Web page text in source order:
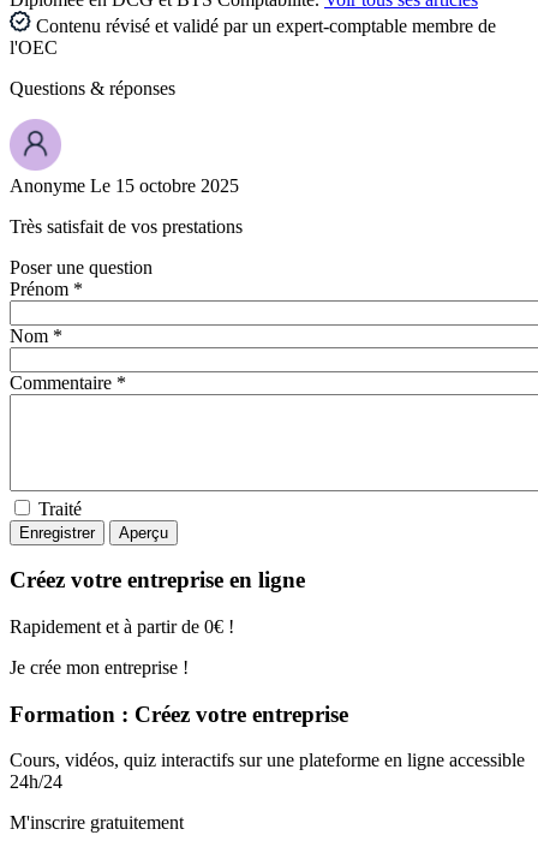
Contenu révisé et validé par un expert-comptable membre de
l'OEC
Questions & réponses
Anonyme Le 15 octobre 2025
Très satisfait de vos prestations
Poser une question
Prénom *
Nom *
Commentaire *
Traité
Créez votre entreprise en ligne
Rapidement et à partir de 0€ !
Je crée mon entreprise !
Formation : Créez votre entreprise
Cours, vidéos, quiz interactifs sur une plateforme en ligne accessible
24h/24
M'inscrire gratuitement